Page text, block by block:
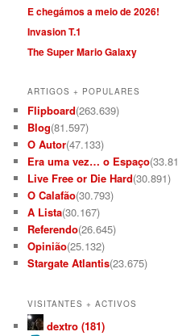
E chegámos a meio de 2026!
Invasion T.1
The Super Mario Galaxy
ARTIGOS + POPULARES
Flipboard(263.639)
Blog(81.597)
O Autor(47.133)
Era uma vez… o Espaço
Live Free or Die Hard(30.891)
O Calafão(30.793)
A Lista(30.167)
Referendo(26.645)
Opinião(25.132)
Stargate Atlantis(23.675)
VISITANTES + ACTIVOS
dextro (181)